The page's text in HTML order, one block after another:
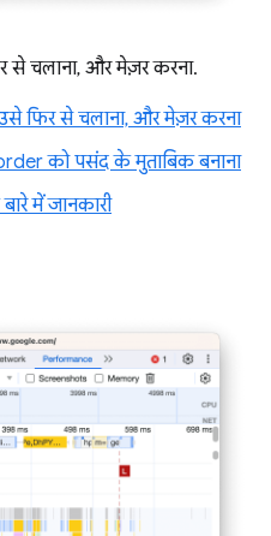
से चलाना, और मेज़र करना.
फिर से चलाना, और मेज़र करना
को पसंद के मुताबिक बनाना
में जानकारी